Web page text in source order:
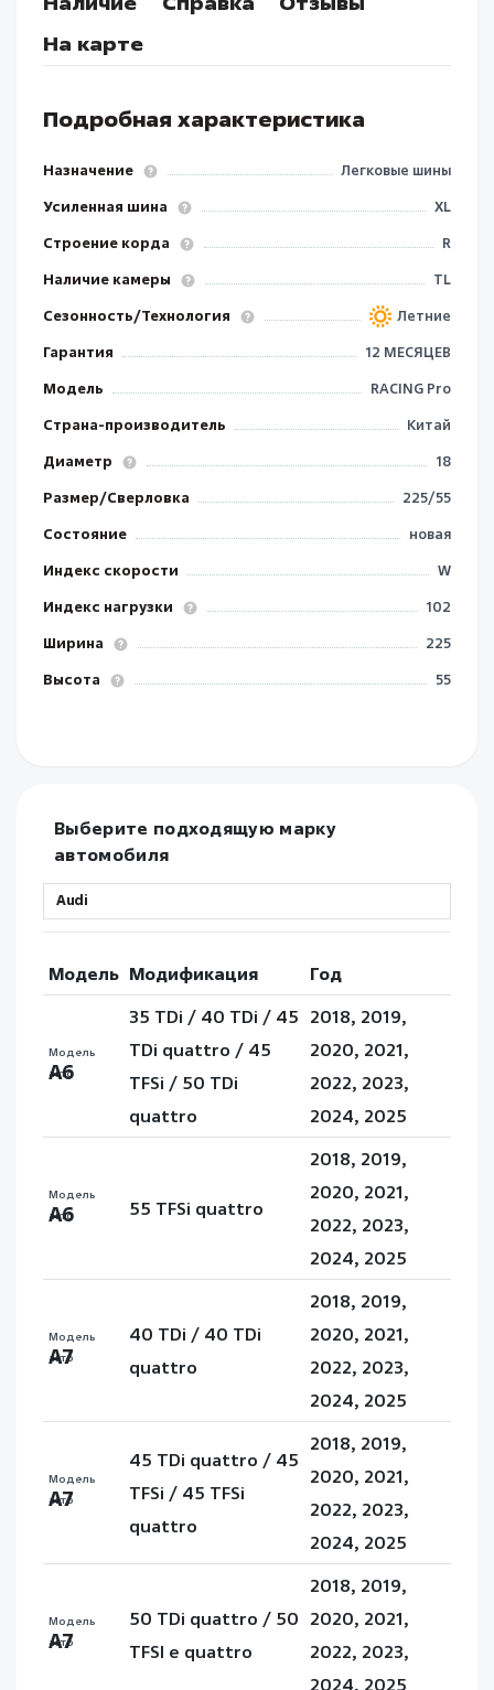
На карте
Подробная характеристика
Назначение
Легковые шины
Усиленная шина
XL
Строение корда
R
Наличие камеры
TL
Сезонность/Технология
Летние
Гарантия
12 МЕСЯЦЕВ
Модель
RACING Pro
Страна-производитель
Китай
Диаметр
18
Размер/Сверловка
225/55
Состояние
новая
Индекс скорости
W
Индекс нагрузки
102
Ширина
225
Высота
55
Выберите подходящую марку
автомобиля
Модель Модификация Год
Модель
авто
A6
35 TDi / 40 TDi / 45
TDi quattro / 45
TFSi / 50 TDi
quattro
2018, 2019,
2020, 2021,
2022, 2023,
2024, 2025
Модель
авто
A6 55 TFSi quattro
2018, 2019,
2020, 2021,
2022, 2023,
2024, 2025
Модель
авто
A7
40 TDi / 40 TDi
quattro
2018, 2019,
2020, 2021,
2022, 2023,
2024, 2025
Модель
авто
A7
45 TDi quattro / 45
TFSi / 45 TFSi
quattro
2018, 2019,
2020, 2021,
2022, 2023,
2024, 2025
Модель
авто
A7
50 TDi quattro / 50
TFSI e quattro
2018, 2019,
2020, 2021,
2022, 2023,
2024, 2025